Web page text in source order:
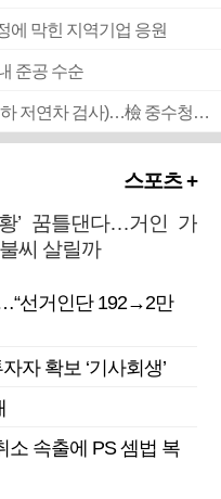
에 막힌 지역기업 응원
준공 수순
■ 검사 신분 버리고 직급하향(10년 이하 저연차 검사)…檢 중수청행 기피
스포츠 +
황’ 꿈틀댄다…거인 가
씨 살릴까
선거인단 192→2만
자 확보 ‘기사회생’
속출에 PS 셈법 복